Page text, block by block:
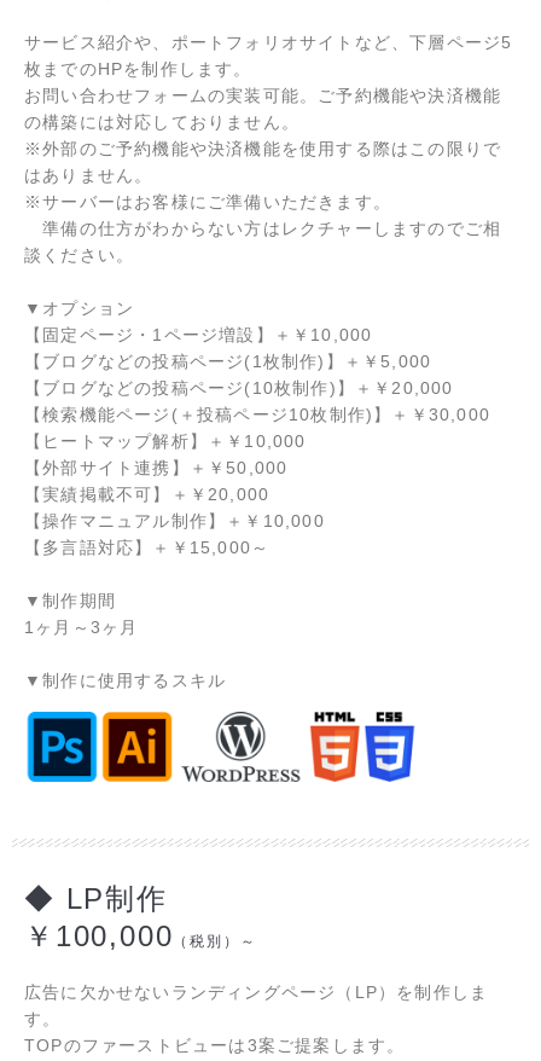
サービス紹介や、ポートフォリオサイトなど、下層ページ5
枚までのHPを制作します。
お問い合わせフォームの実装可能。ご予約機能や決済機能
の構築には対応しておりません。
※外部のご予約機能や決済機能を使用する際はこの限りで
はありません。
※サーバーはお客様にご準備いただきます。
準備の仕方がわからない方はレクチャーしますのでご相
談ください。
▼オプション
【固定ページ・1ページ増設】＋￥10,000
【ブログなどの投稿ページ(1枚制作)】＋ ￥5,000
【ブログなどの投稿ページ(10枚制作)】＋ ￥20,000
【検索機能ページ(＋投稿ページ10枚制作)】＋ ￥30,000
【ヒートマップ解析】＋ ￥10,000
【外部サイト連携】＋￥50,000
【実績掲載不可】＋￥20,000
【操作マニュアル制作】＋￥10,000
【多言語対応】＋￥15,000～
▼制作期間
1ヶ月～3ヶ月
▼制作に使用するスキル
◆ LP制作
￥100,000 （税別）～
広告に欠かせないランディングページ（LP）を制作しま
す。
TOPのファーストビューは3案ご提案します。